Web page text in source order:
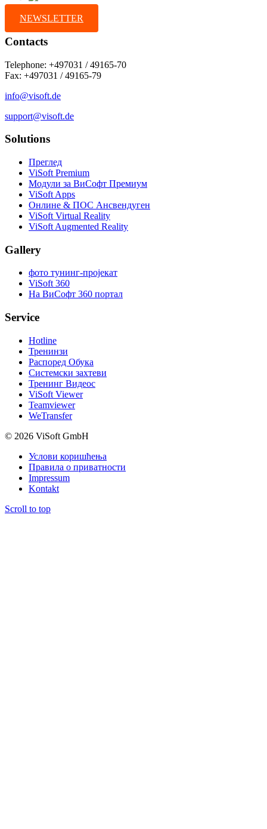
NEWSLETTER
Contacts
Telephone: +497031 / 49165-70
Fax: +497031 / 49165-79
info@visoft.de
support@visoft.de
Solutions
Преглед
ViSoft Premium
Модули за ВиСофт Премиум
ViSoft Apps
Онлине & ПОС Ансвендуген
ViSoft Virtual Reality
ViSoft Augmented Reality
Gallery
фото тунинг-пројекат
ViSoft 360
На ВиСофт 360 портал
Service
Hotline
Тренинзи
Распоред Oбука
Системски захтеви
Тренинг Видеос
ViSoft Viewer
Teamviewer
WeTransfer
© 2026 ViSoft GmbH
Услови коришћења
Правила о приватности
Impressum
Kontakt
Scroll to top